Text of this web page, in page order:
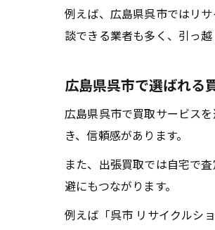
例えば、広島県呉市ではリ
談できる業者も多く、引っ越
広島県呉市で選ばれる
広島県呉市で買取サービス
き、信頼感があります。
また、出張買取では自宅で
避にもつながります。
例えば「呉市 リサイクルシ